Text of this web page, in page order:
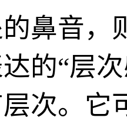
鼻音，
的“层
次。它